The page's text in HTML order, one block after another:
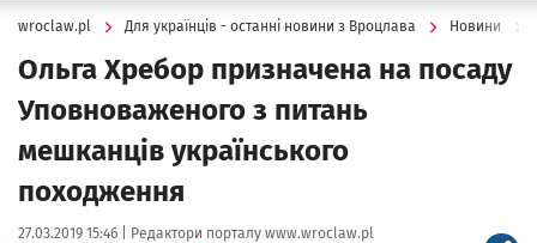
wroclaw.pl Для українців - останні новини з Вроцлава Новини
Ольга Xребор призначена на посаду
Уповноваженого з питань
мешканців українського
походження
Data publikacji:
27.03.2019 15:46 | Autor:
Редактори порталу www.wroclaw.pl